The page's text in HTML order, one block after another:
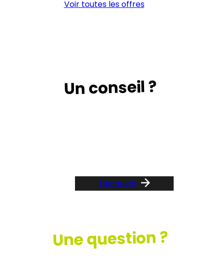
Voir toutes les offres
Un conseil ?
Découvrir
Une question ?